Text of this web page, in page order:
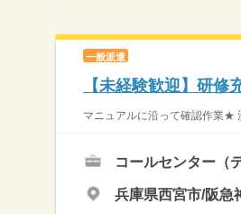
一般派遣
【未経験歓迎】研
マニュアルに沿って確認作業★
コールセンター（
兵庫県西宮市/阪急